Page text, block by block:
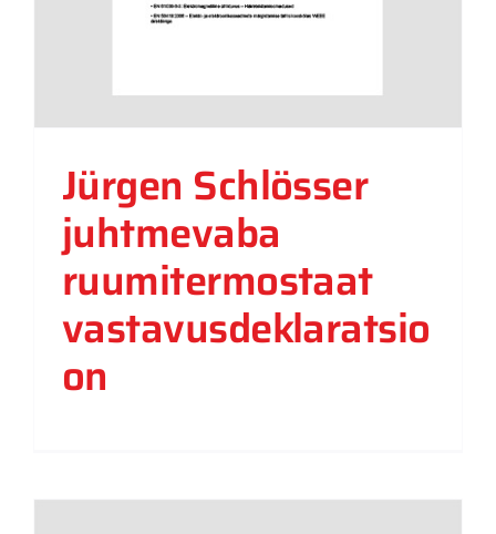
Jürgen Schlösser
juhtmevaba
ruumitermostaat
vastavusdeklaratsio
on